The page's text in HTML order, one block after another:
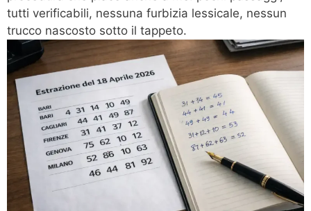
tutti verificabili, nessuna furbizia lessicale, nessun
trucco nascosto sotto il tappeto.